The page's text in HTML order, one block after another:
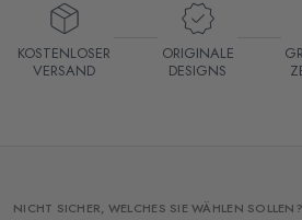
KOSTENLOSER
VERSAND
ORIGINALE
DESIGNS
NICHT SICHER, WELCHES SIE WÄHLEN SOLLEN?